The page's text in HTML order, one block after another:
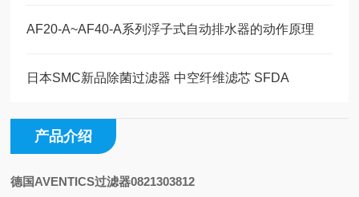
AF20-A~AF40-A系列浮子式自动排水器的动作原理
日本SMC新品除菌过滤器 中空纤维滤芯 SFDA
产品介绍
德国AVENTICS过滤器0821303812